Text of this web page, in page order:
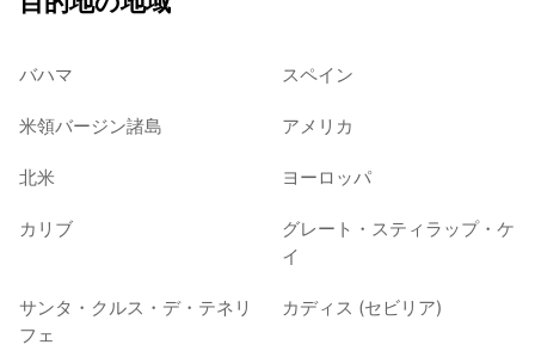
バハマ スペイン
米領バージン諸島 アメリカ
北米 ヨーロッパ
カリブ
グレート・スティラップ・ケ
イ
サンタ・クルス・デ・テネリ
フェ
カディス (セビリア)